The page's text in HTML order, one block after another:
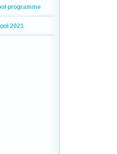
programme
2021